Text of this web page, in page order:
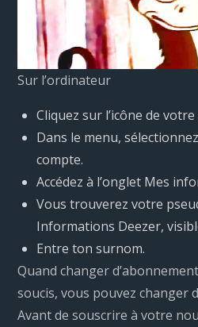
Sur l’ordinateur
Cliquez sur l’icône de
Dans le menu,
compte.
Accédez à l’onglet Mes
Vous trouverez votre
Informations Deezer,
Entre ton surnom.
Quand changer
soucis, vous pouvez changer
Avant de souscrire à votre